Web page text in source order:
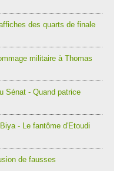
des quarts de finale
militaire à Thomas
Sénat - Quand patrice
- Le fantôme d'Etoudi
de fausses